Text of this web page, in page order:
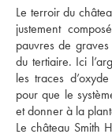
Le terroir du
justement
pauvres de
du tertiaire. Ici
les traces
pour que le
et donner à la
Le château Smith